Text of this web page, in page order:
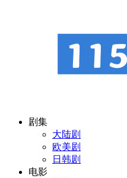
剧集
大陆剧
欧美剧
日韩剧
电影